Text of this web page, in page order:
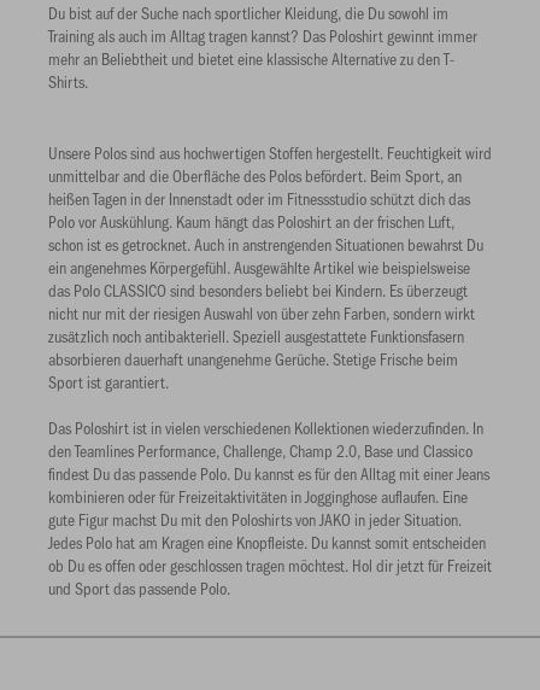
Du bist auf der Suche nach sportlicher Kleidung, die Du sowohl im
Training als auch im Alltag tragen kannst? Das Poloshirt gewinnt immer
mehr an Beliebtheit und bietet eine klassische Alternative zu den T-
Shirts.
Unsere Polos sind aus hochwertigen Stoffen hergestellt. Feuchtigkeit wird
unmittelbar and die Oberfläche des Polos befördert. Beim Sport, an
heißen Tagen in der Innenstadt oder im Fitnessstudio schützt dich das
Polo vor Auskühlung. Kaum hängt das Poloshirt an der frischen Luft,
schon ist es getrocknet. Auch in anstrengenden Situationen bewahrst Du
ein angenehmes Körpergefühl. Ausgewählte Artikel wie beispielsweise
das Polo CLASSICO sind besonders beliebt bei Kindern. Es überzeugt
nicht nur mit der riesigen Auswahl von über zehn Farben, sondern wirkt
zusätzlich noch antibakteriell. Speziell ausgestattete Funktionsfasern
absorbieren dauerhaft unangenehme Gerüche. Stetige Frische beim
Sport ist garantiert.
Das Poloshirt ist in vielen verschiedenen Kollektionen wiederzufinden. In
den Teamlines Performance, Challenge, Champ 2.0, Base und Classico
findest Du das passende Polo. Du kannst es für den Alltag mit einer Jeans
kombinieren oder für Freizeitaktivitäten in Jogginghose auflaufen. Eine
gute Figur machst Du mit den Poloshirts von JAKO in jeder Situation.
Jedes Polo hat am Kragen eine Knopfleiste. Du kannst somit entscheiden
ob Du es offen oder geschlossen tragen möchtest. Hol dir jetzt für Freizeit
und Sport das passende Polo.